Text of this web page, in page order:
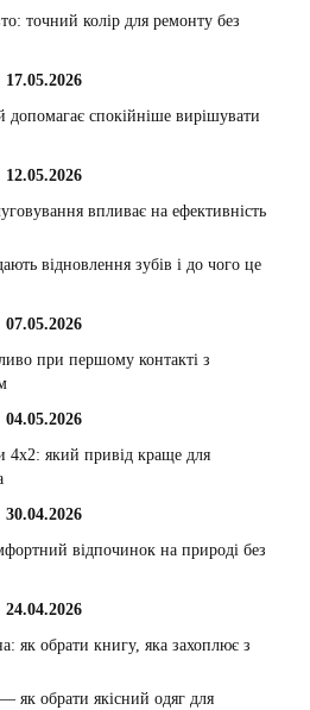
точний колір для ремонту без
17.05.2026
допомагає спокійніше вирішувати
12.05.2026
впливає на ефективність
відновлення зубів і до чого це
07.05.2026
при першому контакті з
04.05.2026
4х2: який привід краще для
30.04.2026
відпочинок на природі без
24.04.2026
як обрати книгу, яка захоплює з
як обрати якісний одяг для